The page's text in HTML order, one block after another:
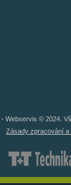
- Webservis © 2024.
Zásady zpracování a